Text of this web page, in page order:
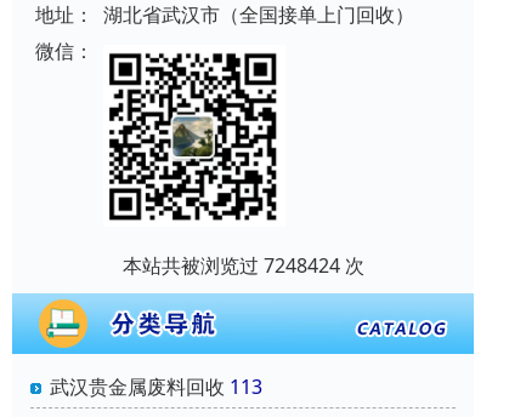
地址：
湖北省武汉市（全国接单上门回收）
微信：
本站共被浏览过 7248424 次
武汉贵金属废料回收 113